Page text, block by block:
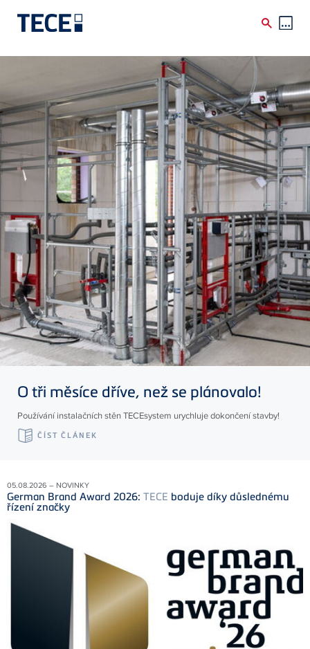
Skip to main content
O tři měsíce dříve, než se plánovalo!
Používání instalačních stěn TECEsystem urychluje dokončení stavby!
ČÍST ČLÁNEK
05.08.2026 – NOVINKY
German Brand Award 2026: TECE boduje díky důslednému
řízení značky